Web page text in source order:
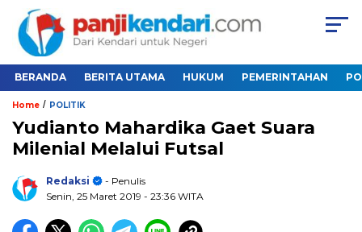
BERANDA BERITA UTAMA HUKUM PEMERINTAHAN
Home / POLITIK
Yudianto Mahardika Gaet Suara
Milenial Melalui Futsal
Redaksi
- Penulis
Senin, 25 Maret 2019 - 23:36 WITA